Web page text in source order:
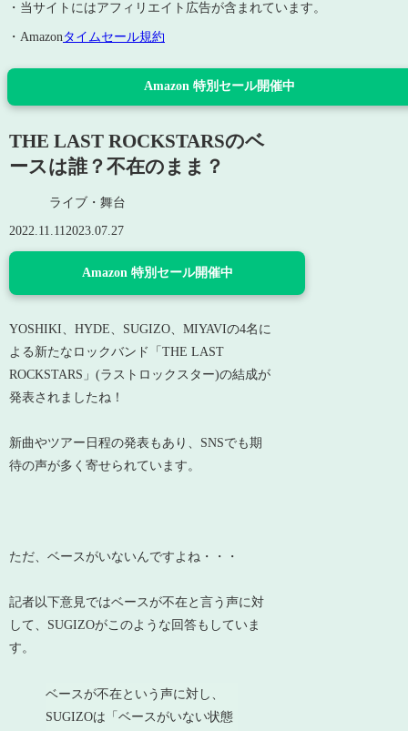
・当サイトにはアフィリエイト広告が含まれています。
・Amazonタイムセール規約
Amazon 特別セール開催中
THE LAST ROCKSTARSのベ
ースは誰？不在のまま？
ライブ・舞台
2022.11.112023.07.27
Amazon 特別セール開催中
YOSHIKI、HYDE、SUGIZO、MIYAVIの4名に
よる新たなロックバンド「THE LAST
ROCKSTARS」(ラストロックスター)の結成が
発表されましたね！
新曲やツアー日程の発表もあり、SNSでも期
待の声が多く寄せられています。
ただ、ベースがいないんですよね・・・
記者以下意見ではベースが不在と言う声に対
して、SUGIZOがこのような回答もしていま
す。
ベースが不在という声に対し、
SUGIZOは「ベースがいない状態